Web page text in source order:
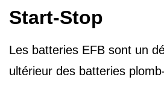
Start-Stop
Les batteries EFB sont un
ultérieur des batteries